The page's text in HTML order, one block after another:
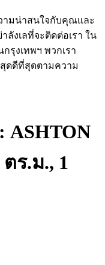
ามน่าสนใจกับคุณและ
งเลที่จะติดต่อเรา ใน
รุงเทพฯ พวกเรา
ดดีที่สุดตามความ
ASHTON
ตร.ม., 1